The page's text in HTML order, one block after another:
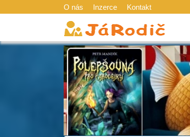
O nás Inzerce Kontakt